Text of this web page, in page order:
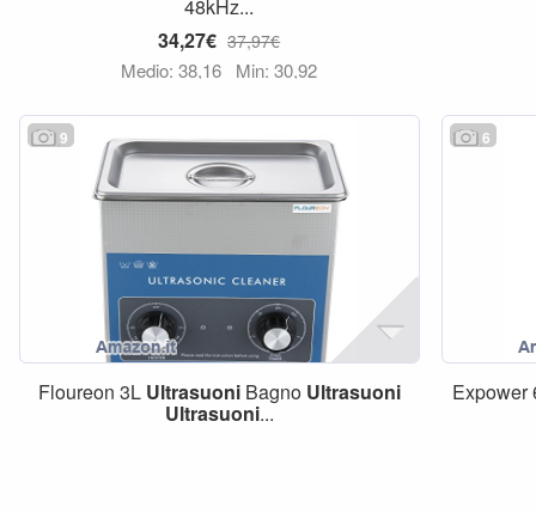
48kHz...
34,27€ 37,97€
Medio: 38,16 Min: 30,92
9
Floureon 3L UltrasuoniBagno Ultrasuoni
Ultrasuoni...
6